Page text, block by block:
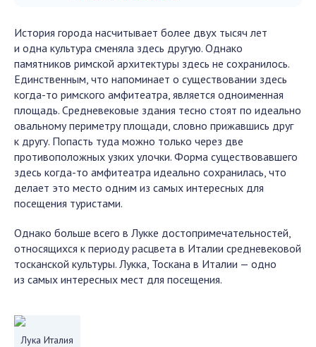
История города насчитывает более двух тысяч лет
и одна культура сменяла здесь другую. Однако
памятников римской архитектуры здесь не сохранилось.
Единственным, что напоминает о существовании здесь
когда-то римского амфитеатра, является одноименная
площадь. Средневековые здания тесно стоят по идеально
овальному периметру площади, словно прижавшись друг
к другу. Попасть туда можно только через две
противоположных узких улочки. Форма существовавшего
здесь когда-то амфитеатра идеально сохранилась, что
делает это место одним из самых интересных для
посещения туристами.
Однако больше всего в Лукке достопримечательностей,
относящихся к периоду расцвета в Италии средневековой
тосканской культуры. Лукка, Тоскана в Италии — одно
из самых интересных мест для посещения.
Лука Италия